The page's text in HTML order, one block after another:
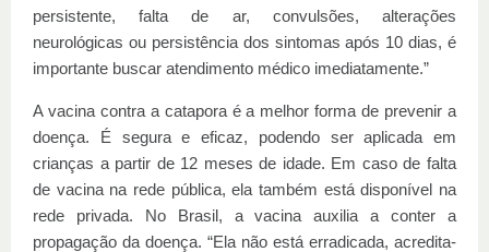
persistente, falta de ar, convulsões, alterações
neurológicas ou persistência dos sintomas após 10 dias, é
importante buscar atendimento médico imediatamente.”
A vacina contra a catapora é a melhor forma de prevenir a
doença. É segura e eficaz, podendo ser aplicada em
crianças a partir de 12 meses de idade. Em caso de falta
de vacina na rede pública, ela também está disponível na
rede privada. No Brasil, a vacina auxilia a conter a
propagação da doença. “Ela não está erradicada, acredita-